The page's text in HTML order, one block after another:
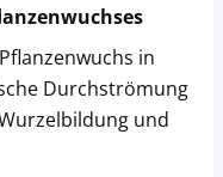
in
Durchströmung
und